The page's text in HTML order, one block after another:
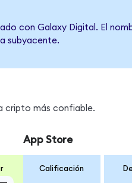
con Galaxy Digital. El
subyacente.
cripto más confiable.
App Store
Calificación